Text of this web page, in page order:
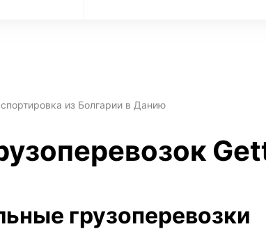
из Болгарии в Данию
грузоперевозки